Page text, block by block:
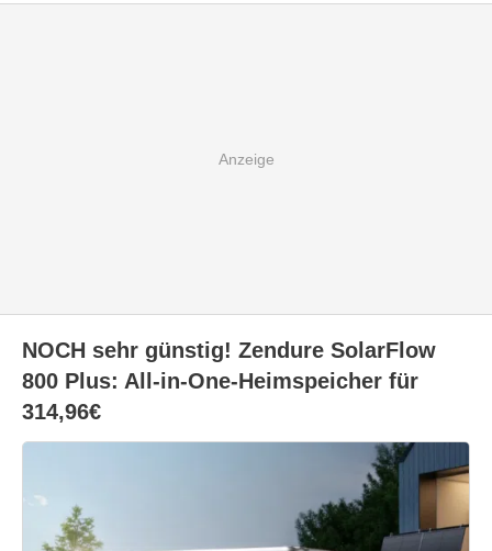
NOCH sehr günstig! Zendure SolarFlow
800 Plus: All-in-One-Heimspeicher für
314,96€